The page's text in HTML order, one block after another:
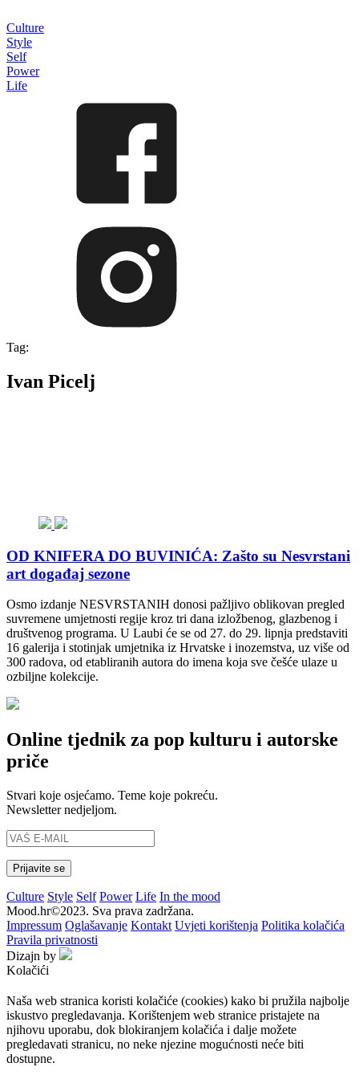
Culture
Style
Self
Power
Life
Tag:
Ivan Picelj
OD KNIFERA DO BUVINIĆA: Zašto su Nesvrstani
art događaj sezone
Osmo izdanje NESVRSTANIH donosi pažljivo oblikovan pregled
suvremene umjetnosti regije kroz tri dana izložbenog, glazbenog i
društvenog programa. U Laubi će se od 27. do 29. lipnja predstaviti
16 galerija i stotinjak umjetnika iz Hrvatske i inozemstva, uz više od
300 radova, od etabliranih autora do imena koja sve češće ulaze u
ozbiljne kolekcije.
Online tjednik za pop kulturu i autorske
priče
Stvari koje osjećamo. Teme koje pokreću.
Newsletter nedjeljom.
Culture Style Self Power Life In the mood
Mood.hr©2023. Sva prava zadržana.
Impressum Oglašavanje Kontakt Uvjeti korištenja Politika kolačića
Pravila privatnosti
Dizajn by
Kolačići
Naša web stranica koristi kolačiće (cookies) kako bi pružila najbolje
iskustvo pregledavanja. Korištenjem web stranice pristajete na
njihovu uporabu, dok blokiranjem kolačića i dalje možete
pregledavati stranicu, no neke njezine mogućnosti neće biti
dostupne.